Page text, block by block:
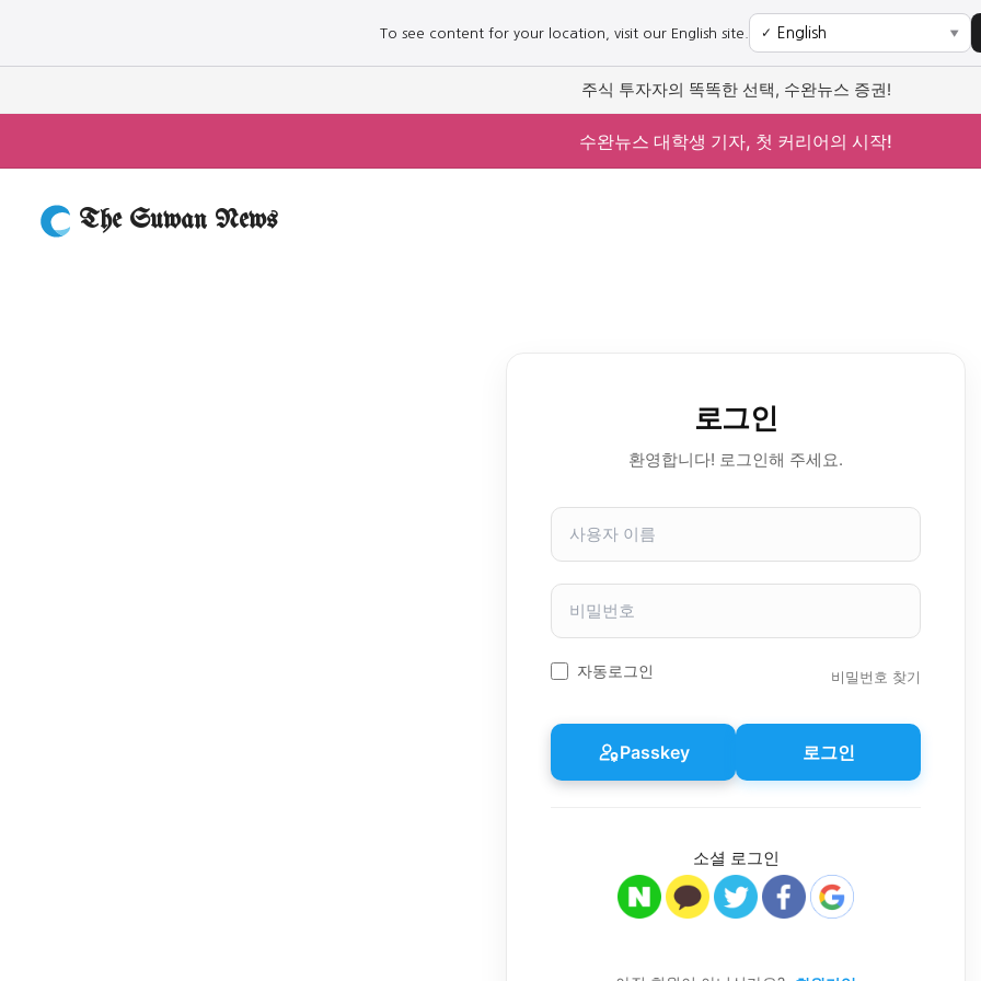
To see content for your location, visit our English site. ✓ ▼
주식 투자자의 똑똑한 선택, 수완뉴스 증권!
수완뉴스 대학생 기자, 첫 커리어의 시작!
The Suwan News
로그인
환영합니다! 로그인해 주세요.
사
자
이
비
번
호
자동로그인 비밀번호 찾기
Passkey 로그인
소셜 로그인